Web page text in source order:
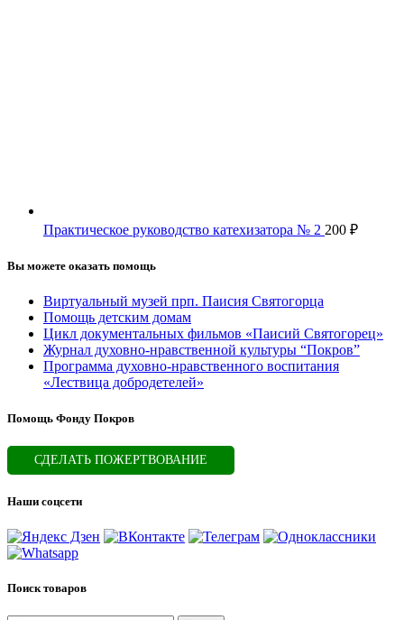
Практическое руководство катехизатора № 2 200 ₽
Вы можете оказать помощь
Виртуальный музей прп. Паисия Святогорца
Помощь детским домам
Цикл документальных фильмов «Паисий Святогорец»
Журнал духовно-нравственной культуры “Покров”
Программа духовно-нравственного воспитания
«Лествица добродетелей»
Помощь Фонду Покров
СДЕЛАТЬ ПОЖЕРТВОВАНИЕ
Наши соцсети
Поиск товаров